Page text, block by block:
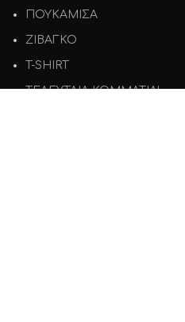
ΠΟΥΚΑΜΙΣΑ
ΖΙΒΑΓΚΟ
T-SHIRT
ΤΕΛΕΥΤΑΙΑ ΚΟΜΜΑΤΙΑ!